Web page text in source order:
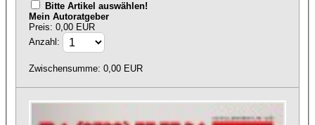
Bitte Artikel auswählen!
Mein Autoratgeber
Preis: 0,00 EUR
Anzahl:
Zwischensumme: 0,00 EUR